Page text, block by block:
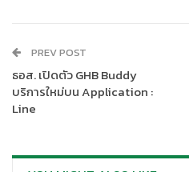
PREV POST
ธอส. เปิดตัว GHB Buddy
บริการใหม่บน Application :
Line